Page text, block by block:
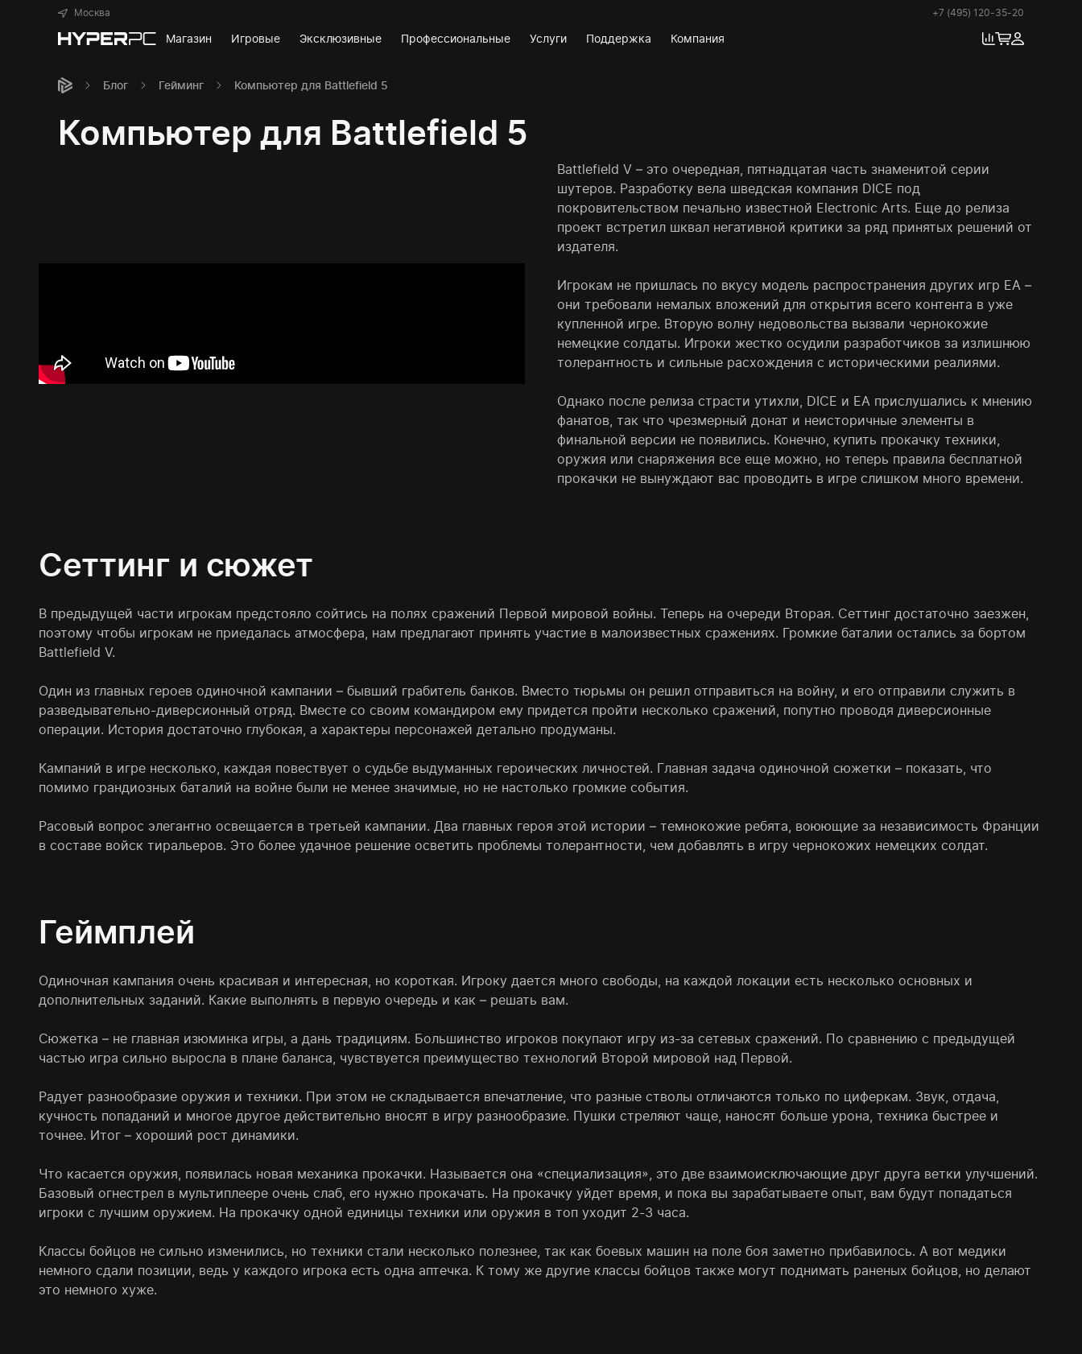
Москва +7 (495) 120-35-20
Магазин Игровые Эксклюзивные Профессиональные Услуги Поддержка Компания
Блог Гейминг Компьютер для Battlefield 5
Компьютер для Battlefield 5
Battlefield V – это очередная, пятнадцатая часть знаменитой серии
шутеров. Разработку вела шведская компания DICE под
покровительством печально известной Electronic Arts. Еще до релиза
проект встретил шквал негативной критики за ряд принятых решений от
издателя.
Игрокам не пришлась по вкусу модель распространения других игр EA –
они требовали немалых вложений для открытия всего контента в уже
купленной игре. Вторую волну недовольства вызвали чернокожие
немецкие солдаты. Игроки жестко осудили разработчиков за излишнюю
толерантность и сильные расхождения с историческими реалиями.
Однако после релиза страсти утихли, DICE и EA прислушались к мнению
фанатов, так что чрезмерный донат и неисторичные элементы в
финальной версии не появились. Конечно, купить прокачку техники,
оружия или снаряжения все еще можно, но теперь правила бесплатной
прокачки не вынуждают вас проводить в игре слишком много времени.
Сеттинг и сюжет
В предыдущей части игрокам предстояло сойтись на полях сражений Первой мировой войны. Теперь на очереди Вторая. Сеттинг достаточно заезжен,
поэтому чтобы игрокам не приедалась атмосфера, нам предлагают принять участие в малоизвестных сражениях. Громкие баталии остались за бортом
Battlefield V.
Один из главных героев одиночной кампании – бывший грабитель банков. Вместо тюрьмы он решил отправиться на войну, и его отправили служить в
разведывательно-диверсионный отряд. Вместе со своим командиром ему придется пройти несколько сражений, попутно проводя диверсионные
операции. История достаточно глубокая, а характеры персонажей детально продуманы.
Кампаний в игре несколько, каждая повествует о судьбе выдуманных героических личностей. Главная задача одиночной сюжетки – показать, что
помимо грандиозных баталий на войне были не менее значимые, но не настолько громкие события.
Расовый вопрос элегантно освещается в третьей кампании. Два главных героя этой истории – темнокожие ребята, воюющие за независимость Франции
в составе войск тиральеров. Это более удачное решение осветить проблемы толерантности, чем добавлять в игру чернокожих немецких солдат.
Геймплей
Одиночная кампания очень красивая и интересная, но короткая. Игроку дается много свободы, на каждой локации есть несколько основных и
дополнительных заданий. Какие выполнять в первую очередь и как – решать вам.
Сюжетка – не главная изюминка игры, а дань традициям. Большинство игроков покупают игру из-за сетевых сражений. По сравнению с предыдущей
частью игра сильно выросла в плане баланса, чувствуется преимущество технологий Второй мировой над Первой.
Радует разнообразие оружия и техники. При этом не складывается впечатление, что разные стволы отличаются только по циферкам. Звук, отдача,
кучность попаданий и многое другое действительно вносят в игру разнообразие. Пушки стреляют чаще, наносят больше урона, техника быстрее и
точнее. Итог – хороший рост динамики.
Что касается оружия, появилась новая механика прокачки. Называется она «специализация», это две взаимоисключающие друг друга ветки улучшений.
Базовый огнестрел в мультиплеере очень слаб, его нужно прокачать. На прокачку уйдет время, и пока вы зарабатываете опыт, вам будут попадаться
игроки с лучшим оружием. На прокачку одной единицы техники или оружия в топ уходит 2-3 часа.
Классы бойцов не сильно изменились, но техники стали несколько полезнее, так как боевых машин на поле боя заметно прибавилось. А вот медики
немного сдали позиции, ведь у каждого игрока есть одна аптечка. К тому же другие классы бойцов также могут поднимать раненых бойцов, но делают
это немного хуже.